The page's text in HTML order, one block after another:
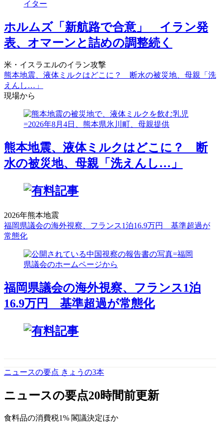
ホルムズ「新航路で合意」 イラン発
表、オマーンと詰めの調整続く
米・イスラエルのイラン攻撃
熊本地震、液体ミルクはどこに？ 断水の被災地、母親「洗
えんし…」
現場から
熊本地震、液体ミルクはどこに？ 断
水の被災地、母親「洗えんし…」
2026年熊本地震
福岡県議会の海外視察、フランス1泊16.9万円 基準超過が
常態化
福岡県議会の海外視察、フランス1泊
16.9万円 基準超過が常態化
ニュースの要点 きょうの3本
ニュースの要点20時間前更新
食料品の消費税1% 閣議決定ほか